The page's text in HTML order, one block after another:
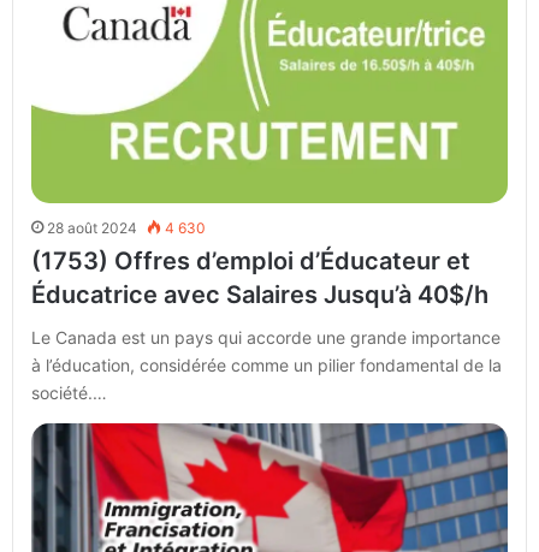
28 août 2024 4 630
(1753) Offres d’emploi d’Éducateur et
Éducatrice avec Salaires Jusqu’à 40$/h
Le Canada est un pays qui accorde une grande importance
à l’éducation, considérée comme un pilier fondamental de la
société.…